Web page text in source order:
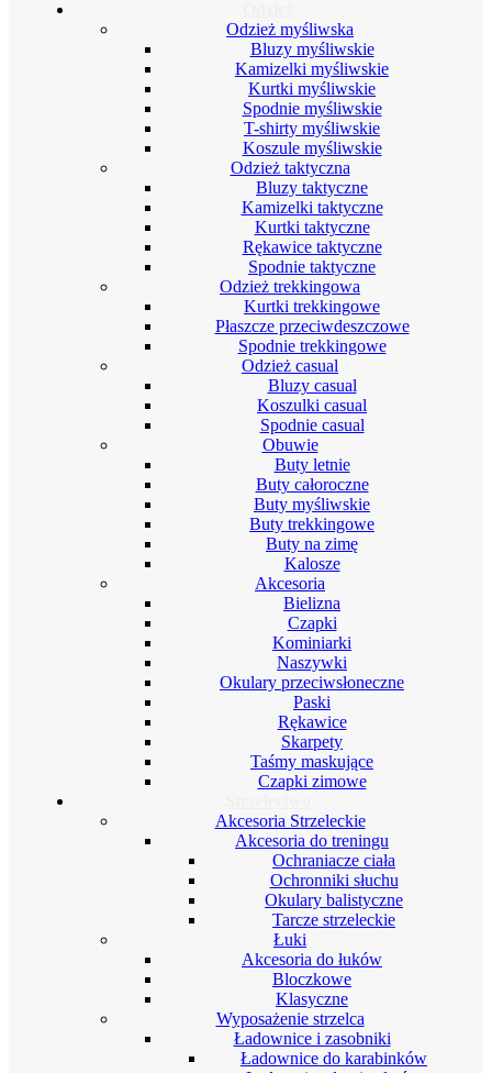
Odzież myśliwska
Bluzy myśliwskie
Kamizelki myśliwskie
Kurtki myśliwskie
Spodnie myśliwskie
T-shirty myśliwskie
Koszule myśliwskie
Odzież taktyczna
Bluzy taktyczne
Kamizelki taktyczne
Kurtki taktyczne
Rękawice taktyczne
Spodnie taktyczne
Odzież trekkingowa
Kurtki trekkingowe
Płaszcze przeciwdeszczowe
Spodnie trekkingowe
Odzież casual
Bluzy casual
Koszulki casual
Spodnie casual
Obuwie
Buty letnie
Buty całoroczne
Buty myśliwskie
Buty trekkingowe
Buty na zimę
Kalosze
Akcesoria
Bielizna
Czapki
Kominiarki
Naszywki
Okulary przeciwsłoneczne
Paski
Rękawice
Skarpety
Taśmy maskujące
Czapki zimowe
Akcesoria Strzeleckie
Akcesoria do treningu
Ochraniacze ciała
Ochronniki słuchu
Okulary balistyczne
Tarcze strzeleckie
Łuki
Akcesoria do łuków
Bloczkowe
Klasyczne
Wyposażenie strzelca
Ładownice i zasobniki
Ładownice do karabinków